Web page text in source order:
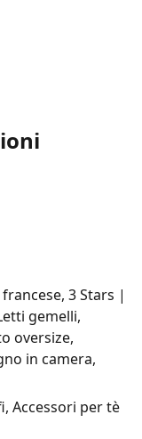
3 Stars |
gemelli,
oversize,
in camera,
Accessori per tè